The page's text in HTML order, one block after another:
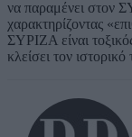
να παραμένει στον
χαρακτηρίζοντας
ΣΥΡΙΖΑ είναι
κλείσει τον